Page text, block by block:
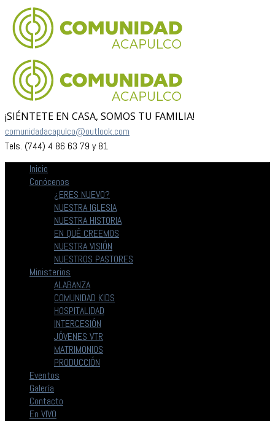
¡SIÉNTETE EN CASA, SOMOS TU FAMILIA!
comunidadacapulco@outlook.com
Tels. (744) 4 86 63 79 y 81
Inicio
Conócenos
¿ERES NUEVO?
NUESTRA IGLESIA
NUESTRA HISTORIA
EN QUÉ CREEMOS
NUESTRA VISIÓN
NUESTROS PASTORES
Ministerios
ALABANZA
COMUNIDAD KIDS
HOSPITALIDAD
INTERCESIÓN
JÓVENES VTR
MATRIMONIOS
PRODUCCIÓN
Eventos
Galería
Contacto
En VIVO